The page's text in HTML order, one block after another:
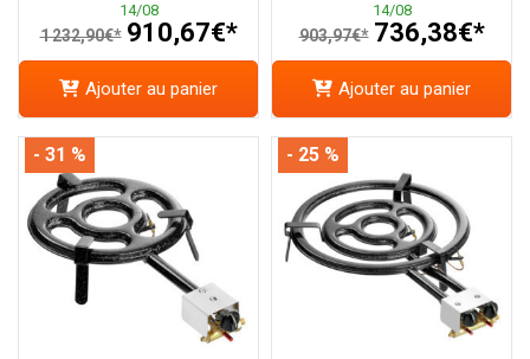
14/08
1 232,90€* 910,67€*
Ajouter au panier
14/08
903,97€* 736,38€*
Ajouter au panier
- 31 % - 25 %